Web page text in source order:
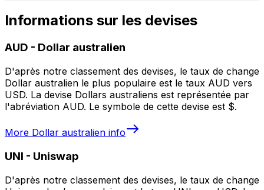
Informations sur les devises
AUD - Dollar australien
D'après notre classement des devises, le taux de change
Dollar australien le plus populaire est le taux AUD vers
USD. La devise Dollars australiens est représentée par
l'abréviation AUD. Le symbole de cette devise est $.
More Dollar australien info
UNI - Uniswap
D'après notre classement des devises, le taux de change